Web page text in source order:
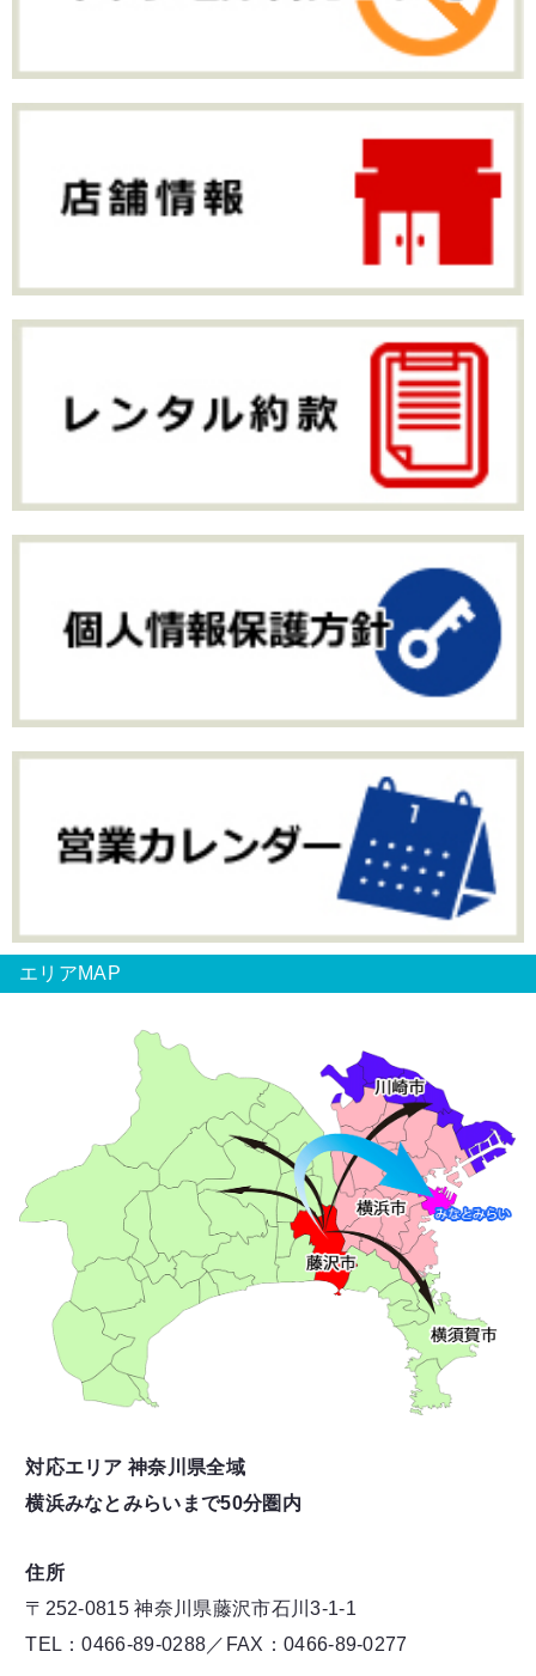
エリアMAP
対応エリア 神奈川県全域
横浜みなとみらいまで50分圏内
住所
〒252-0815 神奈川県藤沢市石川3-1-1
TEL：0466-89-0288／FAX：0466-89-0277